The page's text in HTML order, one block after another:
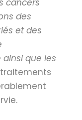
des
et des
que les